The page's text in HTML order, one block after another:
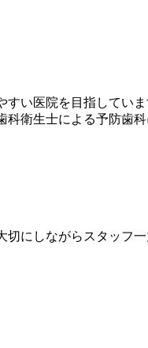
い医院を目指していま
衛生士による予防歯科
にしながらスタッフ